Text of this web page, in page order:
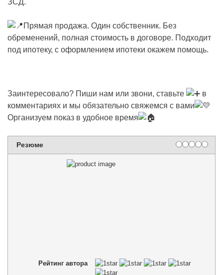
ЗСД.
Прямая продажа. Один собственник. Без
обременений, полная стоимость в договоре. Подходит
под ипотеку, с оформлением ипотеки окажем помощь.
Заинтересовало? Пиши нам или звони, ставьте
в
комментариях и мы обязательно свяжемся с вами
Организуем показ в удобное время
Резюме
Рейтинг автора